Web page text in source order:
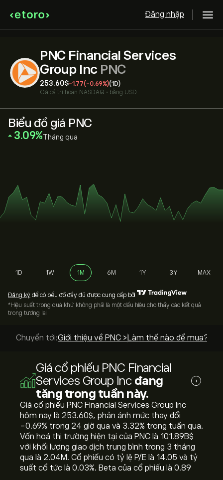
Đăng nhập
PNC Financial Services
Group Inc PNC
253.60‎$‎-1.77(-0.69%)(1D)
Giá cả trì hoãn NASDAQ • bằng USD
Biểu đồ giá PNC
‎3.09‎ Tháng qua
1D 1W 1M 6M 1Y 3Y MAX
Đăng ký để có biểu đồ đầy đủ được cung cấp bởi
*Hiệu suất trong quá khứ không phải là một dấu hiệu cho thấy các kết quả
trong tương lai
Chuyển tới:Giới thiệu về PNC > Làm thế nào để mua? >
Giá cổ phiếu PNC Financial
Services Group Inc đang
tăng trong tuần này.
i
Giá cổ phiếu PNC Financial Services Group Inc
hôm nay là 253.60‎$‎, phản ánh mức thay đổi
‎-0.69‎% trong 24 giờ qua và ‎3.32‎% trong tuần qua.
Vốn hoá thị trường hiện tại của PNC là 101.89B‎$‎
với khối lượng giao dịch trung bình trong 3 tháng
qua là 2.04M. Cổ phiếu có tỷ lệ P/E là 14.05 và tỷ
suất cổ tức là 0.03%. Beta của cổ phiếu là 0.89